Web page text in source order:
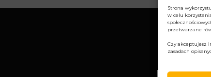
Strona
w celu
przetwarzane
Czy akceptujesz
zasadach